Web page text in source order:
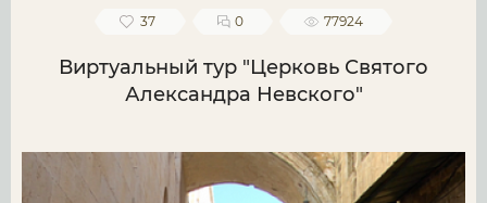
37 0 77924
Виртуальный тур "Церковь Святого
Александра Невского"